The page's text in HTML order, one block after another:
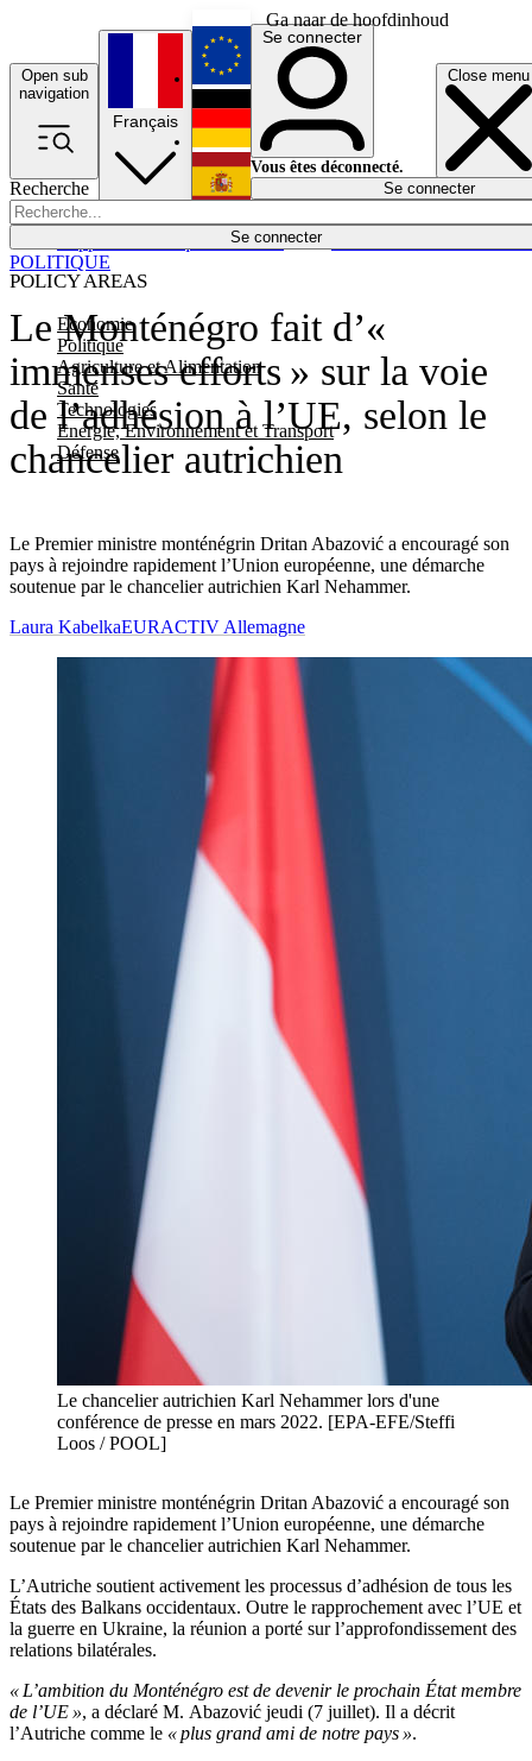
Ga naar de hoofdinhoud
Open sub
navigation
Close menu
Recherche
Se connecter
POLICY AREAS
Economie
Politique
Agriculture et Alimentation
Santé
Technologies
Energie, Environnement et Transport
Défense
Économie
Français
English
Deutsch
Español
Se connecter
Vous êtes déconnecté.
Se connecter
Le Monténégro fait d’«
immenses efforts » sur la voie
de l’adhésion à l’UE, selon le
chancelier autrichien
Le Premier ministre monténégrin Dritan Abazović a encouragé son
pays à rejoindre rapidement l’Union européenne, une démarche
soutenue par le chancelier autrichien Karl Nehammer.
POLITIQUE
Laura KabelkaEURACTIV Allemagne
Le chancelier autrichien Karl Nehammer lors d'une
conférence de presse en mars 2022. [EPA-EFE/Steffi
Loos / POOL]
Le Premier ministre monténégrin Dritan Abazović a encouragé son
pays à rejoindre rapidement l’Union européenne, une démarche
soutenue par le chancelier autrichien Karl Nehammer.
L’Autriche soutient activement les processus d’adhésion de tous les
États des Balkans occidentaux. Outre le rapprochement avec l’UE et
la guerre en Ukraine, la réunion a porté sur l’approfondissement des
relations bilatérales.
« L’ambition du Monténégro est de devenir le prochain État membre
de l’UE », a déclaré M. Abazović jeudi (7 juillet). Il a décrit
l’Autriche comme le « plus grand ami de notre pays ».